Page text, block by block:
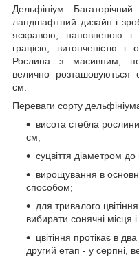
Дельфініум
ландшафтний дизайн і
яскравою, наповненою і
грацією, витонченістю і
Рослина з масивним,
велично розташовуються
см.
Переваги сорту
висота стебла
см;
суцвіття діаметром
вирощування в
способом;
для тривалого
вибирати сонячні місця
цвітіння протікає в
другий етап - у серпні,